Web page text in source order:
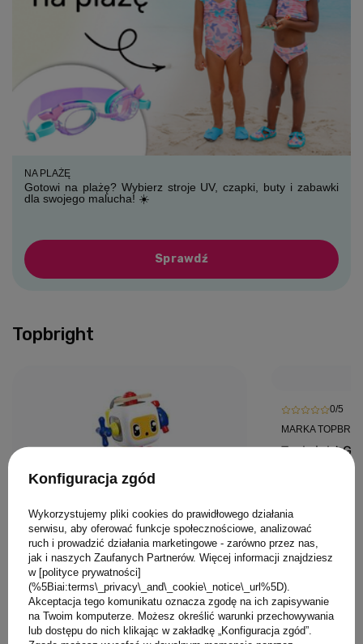
NA PLAŻĘ
Gotowi na plażę? Wybierz stroje UV, czapki, buty i zabawki
dla swojego malucha! ☀️
Sprawdź
Topbright
0/5
MARKA TOPBRIGHT
0/5
MARKA
Topbright
dzieci -
Konfiguracja zgód
Wykorzystujemy pliki cookies do prawidłowego działania
serwisu, aby oferować funkcje społecznościowe, analizować
ruch i prowadzić działania marketingowe - zarówno przez nas,
jak i naszych Zaufanych Partnerów. Więcej informacji znajdziesz
w [polityce prywatności]
(%5Biai:terms\_privacy\_and\_cookie\_notice\_url%5D).
Akceptacja tego komunikatu oznacza zgodę na ich zapisywanie
na Twoim komputerze. Możesz określić warunki przechowywania
lub dostępu do nich klikając w zakładkę „Konfiguracja zgód”.